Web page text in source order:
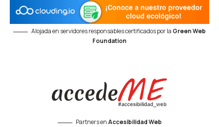
Alojada en servidores responsables certificados por la Green Web
Foundation
Partners enAccesibilidad Web